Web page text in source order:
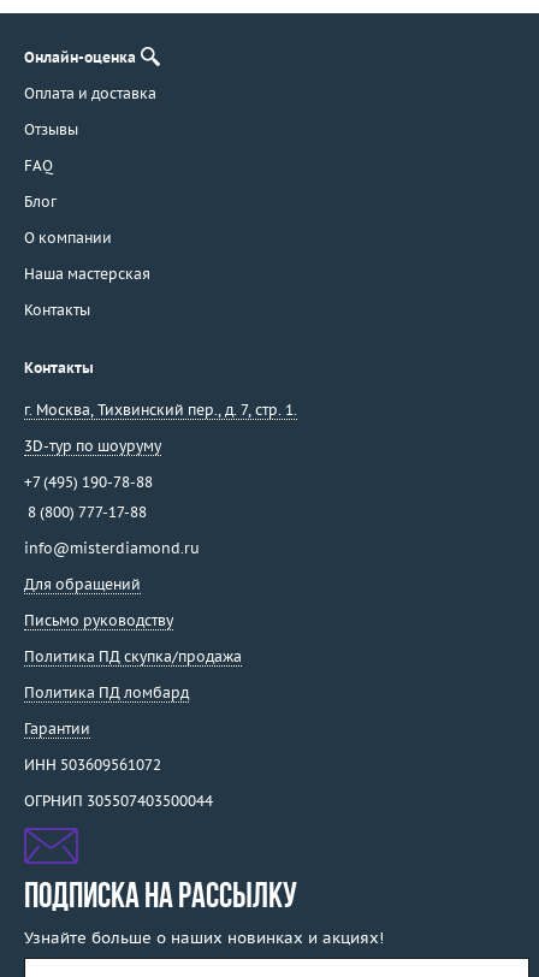
Онлайн-оценка
Оплата и доставка
Отзывы
FAQ
Блог
О компании
Наша мастерская
Контакты
Контакты
г. Москва, Тихвинский пер., д. 7, стр. 1.
3D-тур по шоуруму
+7 (495) 190-78-88
8 (800) 777-17-88
info@misterdiamond.ru
Для обращений
Письмо руководству
Политика ПД скупка/продажа
Политика ПД ломбард
Гарантии
ИНН 503609561072
ОГРНИП 305507403500044
ПОДПИСКА НА РАССЫЛКУ
Узнайте больше о наших новинках и акциях!